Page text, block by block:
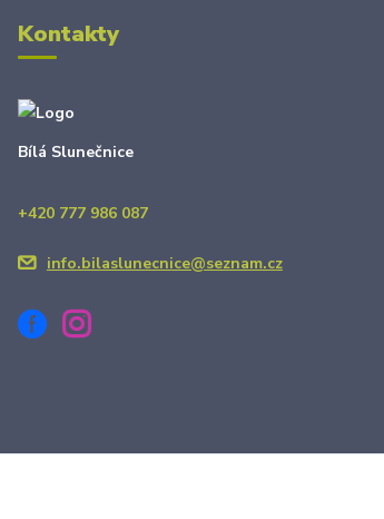
Kontakty
Bílá Slunečnice
+420 777 986 087
info.bilaslunecnice@seznam.cz